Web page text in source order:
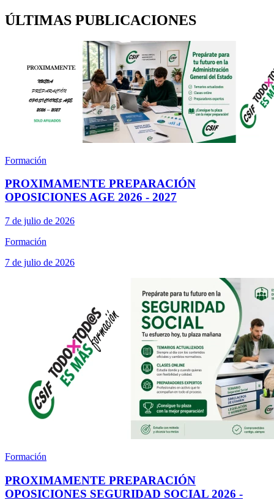
ÚLTIMAS PUBLICACIONES
Formación
PROXIMAMENTE PREPARACIÓN
OPOSICIONES AGE 2026 - 2027
7 de julio de 2026
Formación
7 de julio de 2026
Formación
PROXIMAMENTE PREPARACIÓN
OPOSICIONES SEGURIDAD SOCIAL 2026 -